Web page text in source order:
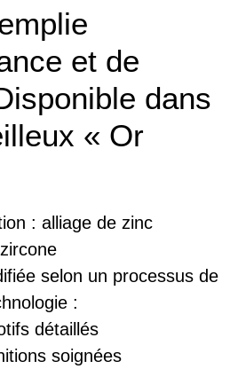
et de
dans
« Or
: a lliage de zinc
selon un processus de
:
détaillés
soignées